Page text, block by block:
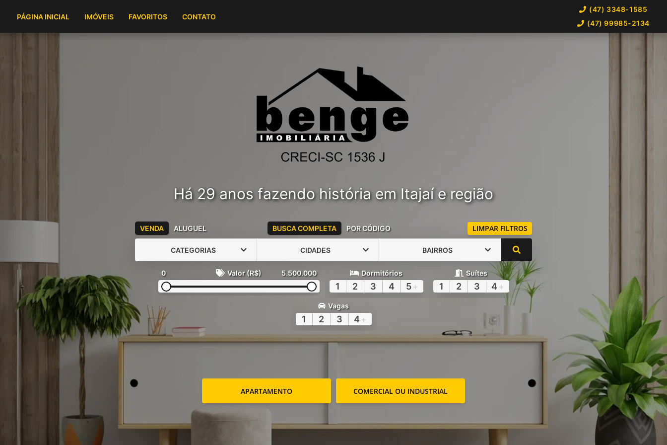
PÁGINA INICIAL IMÓVEIS FAVORITOS CONTATO
(47) 3348-1585
(47) 99985-2134
Há 29 anos fazendo história em Itajaí e região
VENDA ALUGUEL BUSCA COMPLETA POR CÓDIGO LIMPAR FILTROS
CATEGORIAS CIDADES BAIRROS
0 Valor (R$) 5.500.000 Dormitórios
1 2 3 4 5 +
Suítes
1 2 3 4 +
Vagas
1 2 3 4 +
APARTAMENTO COMERCIAL OU INDUSTRIAL